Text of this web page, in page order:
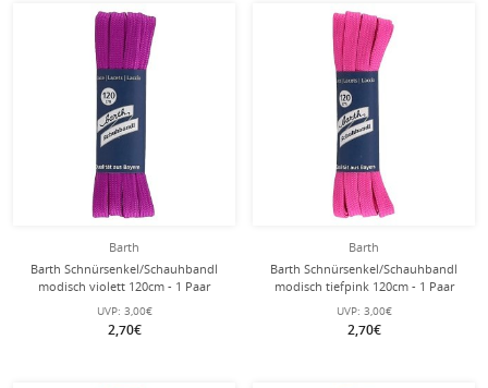
Barth
Barth Schnürsenkel/Schauhbandl
modisch violett 120cm - 1 Paar
UVP: 3,00€
2,70€
Barth
Barth Schnürsenkel/Schauhbandl
modisch tiefpink 120cm - 1 Paar
UVP: 3,00€
2,70€